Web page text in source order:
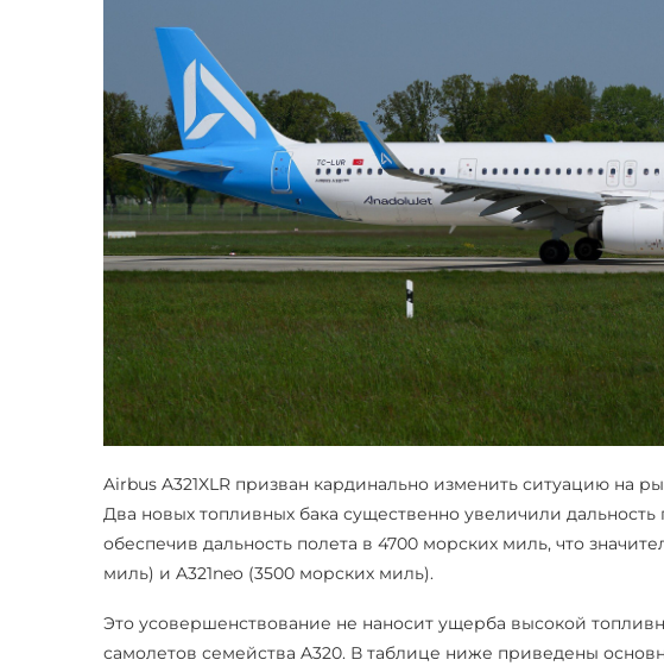
Airbus A321XLR призван кардинально изменить ситуацию на
Два новых топливных бака существенно увеличили
обеспечив дальность полета в 4700 морских миль, что
миль) и A321neo (3500 морских миль).
Это усовершенствование не наносит ущерба высокой
самолетов семейства A320. В таблице ниже приведены